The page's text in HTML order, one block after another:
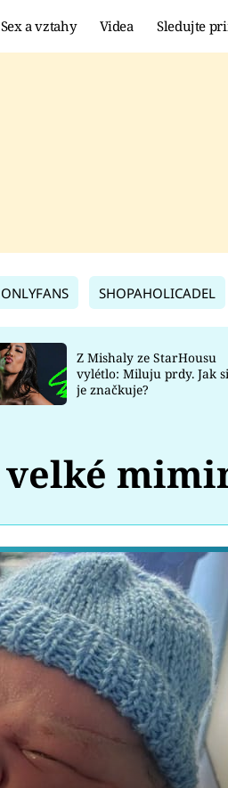
Sex a vztahy Videa Sledujte
ONLYFANS SHOPAHOLICADEL
Z Mishaly ze StarHousu
vylétlo: Miluju prdy. Jak si
je značkuje?
velké